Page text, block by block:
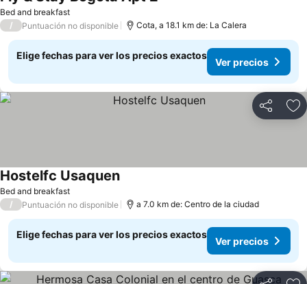
Bed and breakfast
/ Puntuación no disponible Cota, a 18.1 km de: La Calera
Elige fechas para ver los precios exactos
Ver precios
Compartir
Bed and breakfast
Hostelfc UsaquenVer precios
/ Puntuación no disponible a 7.0 km de: Centro de la ciudad
Elige fechas para ver los precios exactos
Ver precios